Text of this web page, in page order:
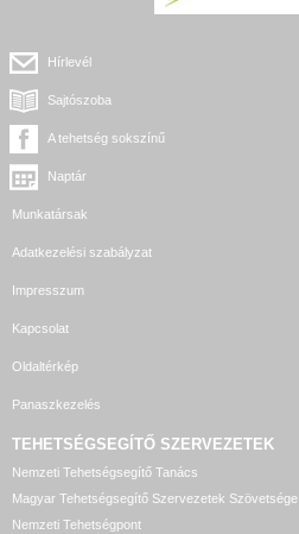
Hírlevél
Sajtószoba
A tehetség sokszínű
Naptár
Munkatársak
Adatkezelési szabályzat
Impresszum
Kapcsolat
Oldaltérkép
Panaszkezelés
TEHETSÉGSEGÍTŐ SZERVEZETEK
Nemzeti Tehetségsegítő Tanács
Magyar Tehetségsegítő Szervezetek Szövetsége
Nemzeti Tehetségpont